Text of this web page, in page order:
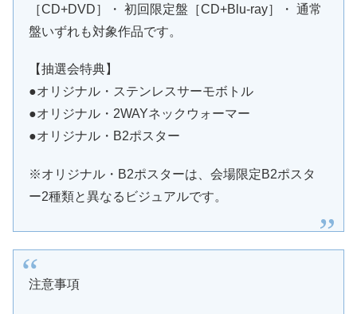
［CD+DVD］・ 初回限定盤［CD+Blu-ray］・ 通常
盤いずれも対象作品です。
【抽選会特典】
●オリジナル・ステンレスサーモボトル
●オリジナル・2WAYネックウォーマー
●オリジナル・B2ポスター
※オリジナル・B2ポスターは、会場限定B2ポスタ
ー2種類と異なるビジュアルです。
注意事項